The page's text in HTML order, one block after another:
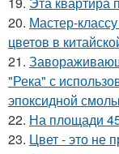
20. Мастер-
цветов в
21.
"Река" с
эпоксидной
22. На площади
23. Цвет - это не